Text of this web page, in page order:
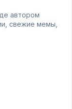
автором
свежие мемы,